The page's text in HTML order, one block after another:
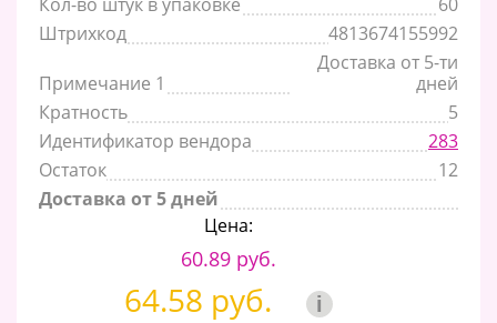
Штрихкод
4813674155992
Примечание 1
Доставка от 5-ти
дней
Кратность
5
Идентификатор вендора
283
Остаток
12
Доставка от 5 дней
Цена:
60.89 руб.
64.58 руб. i